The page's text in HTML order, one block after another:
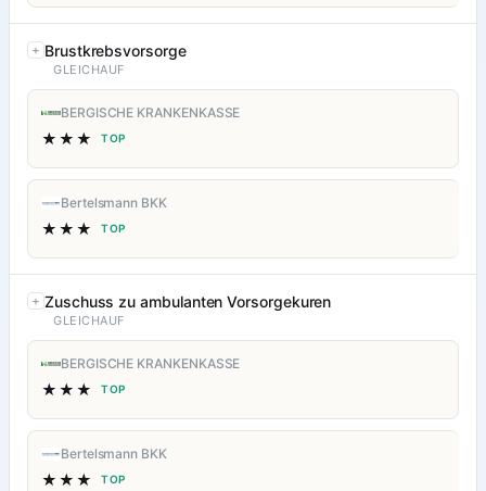
Brustkrebsvorsorge
GLEICHAUF
BERGISCHE KRANKENKASSE
★★★ TOP
Bertelsmann BKK
★★★ TOP
Zuschuss zu ambulanten Vorsorgekuren
GLEICHAUF
BERGISCHE KRANKENKASSE
★★★ TOP
Bertelsmann BKK
★★★ TOP